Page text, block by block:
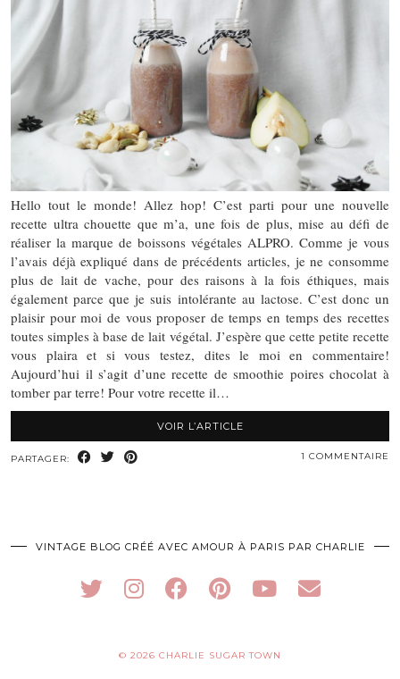
Hello tout le monde! Allez hop! C’est parti pour une nouvelle
recette ultra chouette que m’a, une fois de plus, mise au défi de
réaliser la marque de boissons végétales ALPRO. Comme je vous
l’avais déjà expliqué dans de précédents articles, je ne consomme
plus de lait de vache, pour des raisons à la fois éthiques, mais
également parce que je suis intolérante au lactose. C’est donc un
plaisir pour moi de vous proposer de temps en temps des recettes
toutes simples à base de lait végétal. J’espère que cette petite recette
vous plaira et si vous testez, dites le moi en commentaire!
Aujourd’hui il s’agit d’une recette de smoothie poires chocolat à
tomber par terre! Pour votre recette il…
VOIR L’ARTICLE
PARTAGER: 1 COMMENTAIRE
VINTAGE BLOG CRÉÉ AVEC AMOUR À PARIS PAR CHARLIE
© 2026 CHARLIE SUGAR TOWN